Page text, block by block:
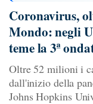
Coronavirus,
Mondo: negli
teme la 3ª
Oltre 52 milioni i
dall'inizio della
Johns Hopkins